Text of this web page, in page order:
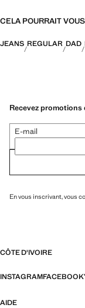
CELA POURRAIT
JEANS REGULAR DAD
Recevez promotions
E-mail
En vous inscrivant, vous
CÔTE D'IVOIRE
INSTAGRAMFACEBOOK
AIDE